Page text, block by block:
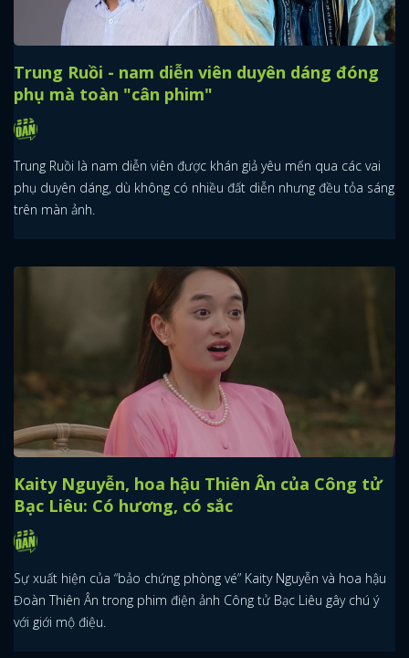
Trung Ruồi - nam diễn viên duyên dáng đóng
phụ mà toàn "cân phim"
Trung Ruồi là nam diễn viên được khán giả yêu mến qua các vai
phụ duyên dáng, dù không có nhiều đất diễn nhưng đều tỏa sáng
trên màn ảnh.
Kaity Nguyễn, hoa hậu Thiên Ân của Công tử
Bạc Liêu: Có hương, có sắc
Sự xuất hiện của “bảo chứng phòng vé” Kaity Nguyễn và hoa hậu
Đoàn Thiên Ân trong phim điện ảnh Công tử Bạc Liêu gây chú ý
với giới mộ điệu.